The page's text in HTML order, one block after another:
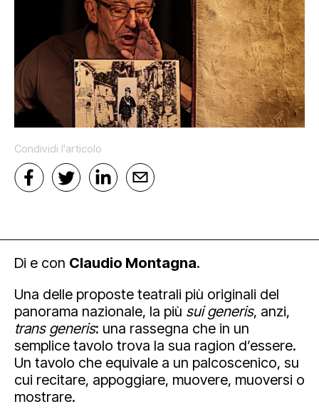
Educational
Esposizioni
Art Bonus
Partnership e sponsorship
Mediahub
Multimedia
Open tools
Blog
Orari e contatti
Condividi l'articolo
Di e con Claudio Montagna.
Una delle proposte teatrali più originali del
panorama nazionale, la più sui generis, anzi,
trans generis: una rassegna che in un
semplice tavolo trova la sua ragion d’essere.
Un tavolo che equivale a un palcoscenico, su
cui recitare, appoggiare, muovere, muoversi o
mostrare.